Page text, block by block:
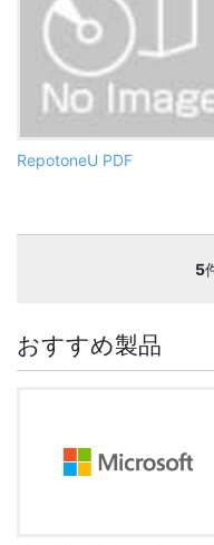
RepotoneU PDF
5
おすすめ製品